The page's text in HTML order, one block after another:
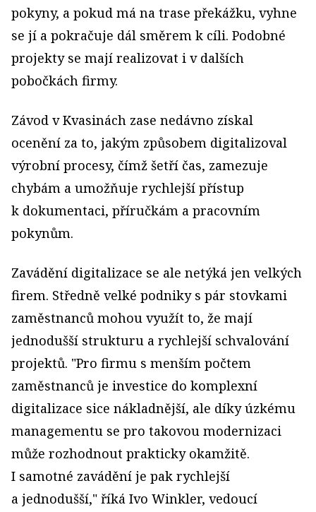
pokyny, a pokud má na trase překážku, vyhne
se jí a pokračuje dál směrem k cíli. Podobné
projekty se mají realizovat i v dalších
pobočkách firmy.
Závod v Kvasinách zase nedávno získal
ocenění za to, jakým způsobem digitalizoval
výrobní procesy, čímž šetří čas, zamezuje
chybám a umožňuje rychlejší přístup
k dokumentaci, příručkám a pracovním
pokynům.
Zavádění digitalizace se ale netýká jen velkých
firem. Středně velké podniky s pár stovkami
zaměstnanců mohou využít to, že mají
jednodušší strukturu a rychlejší schvalování
projektů. "Pro firmu s menším počtem
zaměstnanců je investice do komplexní
digitalizace sice nákladnější, ale díky úzkému
managementu se pro takovou modernizaci
může rozhodnout prakticky okamžitě.
I samotné zavádění je pak rychlejší
a jednodušší," říká Ivo Winkler, vedoucí